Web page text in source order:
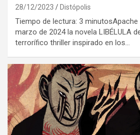
28/12/2023 Distópolis
Tiempo de lectura: 3
marzo de 2024 la novela LIBÉLULA
terrorífico thriller inspirado en los…